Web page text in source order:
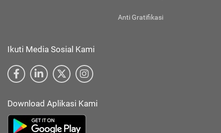
Anti Gratifikasi
Ikuti Media Sosial Kami
Download Aplikasi Kami